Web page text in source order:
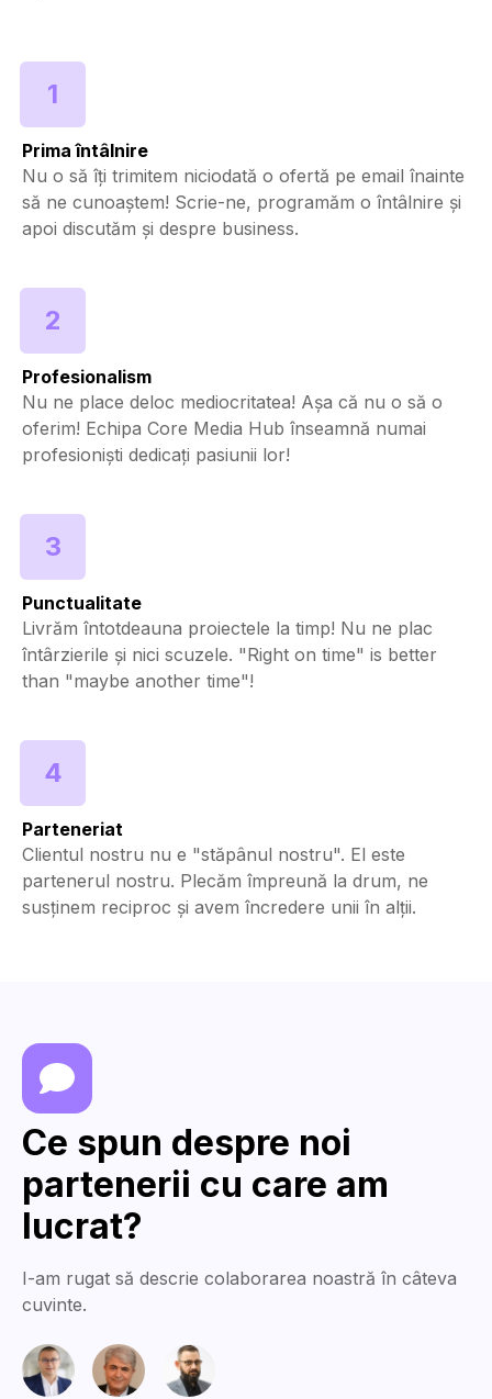
1
Prima întâlnire
Nu o să îți trimitem niciodată o ofertă pe email înainte
să ne cunoaștem! Scrie-ne, programăm o întâlnire și
apoi discutăm și despre business.
2
Profesionalism
Nu ne place deloc mediocritatea! Așa că nu o să o
oferim! Echipa Core Media Hub înseamnă numai
profesioniști dedicați pasiunii lor!
3
Punctualitate
Livrăm întotdeauna proiectele la timp! Nu ne plac
întârzierile și nici scuzele. "Right on time" is better
than "maybe another time"!
4
Parteneriat
Clientul nostru nu e "stăpânul nostru". El este
partenerul nostru. Plecăm împreună la drum, ne
susținem reciproc și avem încredere unii în alții.
Ce spun despre noi
partenerii cu care am
lucrat?
I-am rugat să descrie colaborarea noastră în câteva
cuvinte.